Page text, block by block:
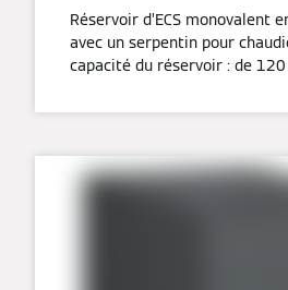
Réservoir d’ECS monovalent
avec un serpentin pour
capacité du réservoir : de